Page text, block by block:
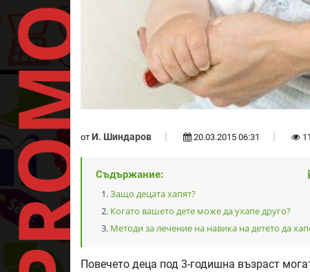
от И. Шиндаров 20.03.2015 06:31
Съдържание:
Защо децата хапят?
Когато вашето дете може да ухапе друго?
Методи за лечение на навика на детето да
Повечето деца под 3-годишна възраст